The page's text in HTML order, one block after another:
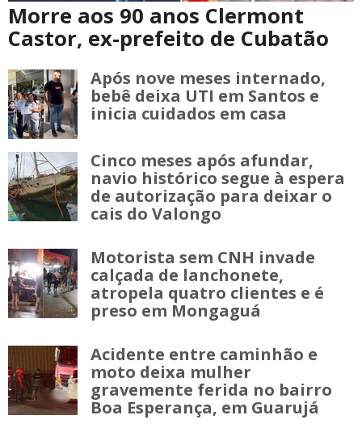
Morre aos 90 anos Clermont
Castor, ex-prefeito de Cubatão
Após nove meses internado,
bebê deixa UTI em Santos e
inicia cuidados em casa
Cinco meses após afundar,
navio histórico segue à espera
de autorização para deixar o
cais do Valongo
Motorista sem CNH invade
calçada de lanchonete,
atropela quatro clientes e é
preso em Mongaguá
Acidente entre caminhão e
moto deixa mulher
gravemente ferida no bairro
Boa Esperança, em Guarujá